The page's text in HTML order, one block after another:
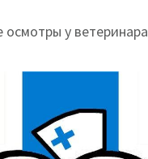
осмотры у ветеринара